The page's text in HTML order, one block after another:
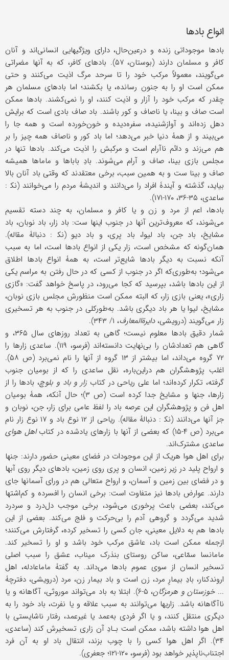
انواع بادها
بادها موجوداتی زنده و درعین‌حال، دارای ویژگیهایی انسانی‌اند و آنان
کافر و مسلمان دارند (بوستان، ۵۷). بادهای کافر، که به آنها مضراتی
می‌گویند، معمولاً مرکب خود را تا سرحد مرگ اذیت می‌کنند و حتى
ممکن است او را به جنون رسانده، یا بکشند؛ اما بادهای مسلمان هر
چقدر که مرکب خود را آزار و اذیت کنند، او را نمی‌کشند. بادها ممکن
است صاف و بینا، یا ناصاف و کور باشند. باد صاف بادی است که برایش
دهل زده‌اند و آوازشنیده، سفره‌دیده و خون‌خورده است و همه جا را
می‌بیند و از همۀ دنیا خبر می‌دهد؛ اما باد کور و ناصاف همه چیز را بر
هم می‌زند و دائم ناآرام است و مرکبش را اذیت می‌کند. بادها تنها در
مجلس بازی بینا، صاف و آرام می‌شوند. بادِ باباها و ماماها همیشه
صاف و بینا ست و به همین سبب، برخی معتقدند که وقتی باد آنان بالا
بیاید، گذشته و آیندۀ افراد را می‌دانند و اندیشۀ مردم را می‌خوانند (نک‍ :
ساعدی، ۳۵-۳۶، ۱۷۰-۱۷۱).
بادها، اعم از مرد و زن و یا کافر و مسلمان، به چند دسته تقسیم
می‌شوند، که معروف‌ترین آنها در جنوب اینها ست: باد زار، باد نوبان، باد
مشایخ، باد جن، باد لیوا، باد پری، و باد دیو (نک‍ : دنبالۀ مقاله).
همان‌گونه که مشخص است، زار یکی از انواع بادها است، اما به سبب
آنکه نسبت به دیگر بادها شایع‌تر است، به همۀ انواع بادها اطلاق
می‌شود؛ به‌طوری‌که اگر در جنوب از کسی که در حال رفتن به مراسم یکی
از این بادها باشد، بپرسید که کجا می‌رود، در پاسخ خواهد گفت: «گازی
زاری»، یعنی بازی زار، که البته ممکن است منظورش مجلس بازی نوبان،
مشایخ، لیوا یا هر باد دیگری باشد. به‌طورکلی در جنوب به هر تسخیری
زار می‌گویند (درویشی،دایرةالمعارف، ۱/ ۳۴۳).
شمار دقیق بادها معلوم نیست؛ گاهی به تعداد روزهای سال ۳۶۵، و
گاهی هم تعدادشان را بی‌نهایت دانسته‌اند (فرسو، ۱۱۹). ساعدی زارها را
۷۲ گروه می‌داند، اما بیشتر از ۱۳ گروه از آنها را نام نمی‌برد (ص ۵۸).
اغلب پژوهشگران هم دراین‌باره، نقل ساعدی را که از بومیان جنوب
گرفته، تکرار کرده‌اند؛ اما علی ریاحی در کتاب زار و باد و بلوچ، بادها را از
زارها، جنها و مشایخ جدا کرده است (ص ۳)؛ حال آنکه، همۀ بومیان
اهل فن و پژوهشگران این عرصه باد را لفظ عامی برای زار، جن، نوبان و
جز آنها می‌دانند (نک‍ : دنبالۀ مقاله). ریاحی از ۱۲ نوع باد و ۱۷ نوع زار نام
می‌برد (ص ۴-۱۵) که بعضی از آنها با زارهای یادشده در کتاب
اهل هوای
ساعدی مشترک‌اند.
برای اهل هوا هریک از این موجودات در فضای معینی حضور دارند: جنها
و ارواح پلید در زیر زمین، انسان و پری روی زمین، بادهای دیگر روی آبها
و در فضای بین زمین و آسمان، و ارواح متعالی هم در ورای آسمانها جای
دارند. عوارض بادها نیز متفاوت است: برخی انسان را افسرده و کم‌اشتها
می‌کند، بعضی باعث پرخوری می‌شود، برخی موجب دل‌درد و سردرد
شدید می‌گردد و گروهی آدم را بی‌حرکت و فلج می‌کند. بعضی از این
بادها هم به دلایل معینی، جان کسی را تسخیر کرده، گرفتارش می‌کنند؛
ازجمله ممکن است باد، عاشق مرکب خود باشد و او را تسخیر کند.
مامانسا سمّاعی، ساکن روستای بنذرک میناب، عشق را سبب اصلی
تسخیر انسان از سوی عموم بادها می‌داند. به گفتۀ ماماعادله، اهل
اروندکنار، بادِ بیمارِ مرد، زن است و باد بیمار زن، مرد (درویشی، دفترچۀ
...خوزستان و هرمزگان
، ۵-۶). ابتلا به باد می‌تواند موروثی، آگاهانه و یا
ناآگاهانه باشد. زاریها می‌توانند به سبب علاقه و یا نفرت، باد خود را به
دیگری منتقل کنند، و یا اگر فردی به‌عمد یا غیرعمد، رفتار ناشایستی با
اهل هوا داشته باشد، ممکن است بـادِ آن زاری تسخیرش کند (ساعدی،
۳۴). اگر اهل هوا کسی را با چوب بزند، انتقال باد او به آن فرد
اجتناب‌ناپذیر خواهد بود (فرسو، ۱۲۰-۱۲۱؛ جعفری).